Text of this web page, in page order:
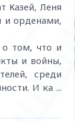
Казей, Леня
и орденами,
о том, что и
и войны,
среди
И ка ...